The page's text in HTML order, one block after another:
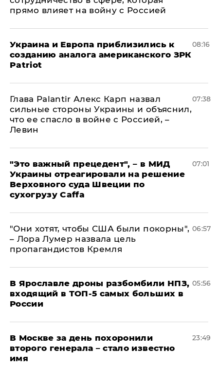
прямо влияет на войну с Россией
Украина и Европа приблизились к
созданию аналога американского ЗРК
Patriot
08:16
Глава Palantir Алекс Карп назвал
сильные стороны Украины и объяснил,
что ее спасло в войне с Россией, –
Левин
07:38
"Это важный прецедент", – в МИД
Украины отреагировали на решение
Верховного суда Швеции по
сухогрузу Caffa
07:01
"Они хотят, чтобы США были покорны",
– Лора Лумер назвала цель
пропагандистов Кремля
06:57
В Ярославле дроны разбомбили НПЗ,
входящий в ТОП-5 самых больших в
России
05:56
В Москве за день похоронили
второго генерала – стало известно
имя
23:49